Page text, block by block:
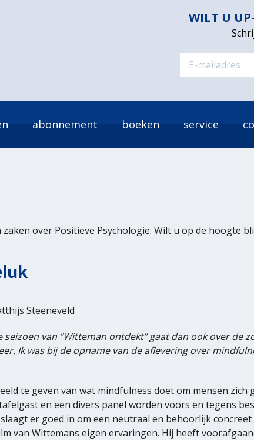
WILT U
abonnement boeken service
over Positieve Psychologie. Wilt u op de hoogte
Steeneveld
van “Witteman ontdekt” gaat dan ook over de
Ik was bij de opname van de aflevering over
te geven van wat mindfulness doet om mensen zich
en een divers panel worden voors en tegens
er goed in om een neutraal en behoorlijk concreet
van Wittemans eigen ervaringen. Hij heeft